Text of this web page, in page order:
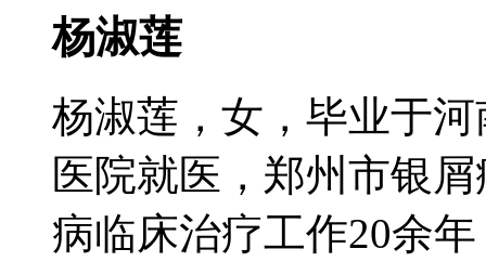
杨淑莲
杨淑莲，女，毕业于
医院就医，郑州市银
病临床治疗工作20余